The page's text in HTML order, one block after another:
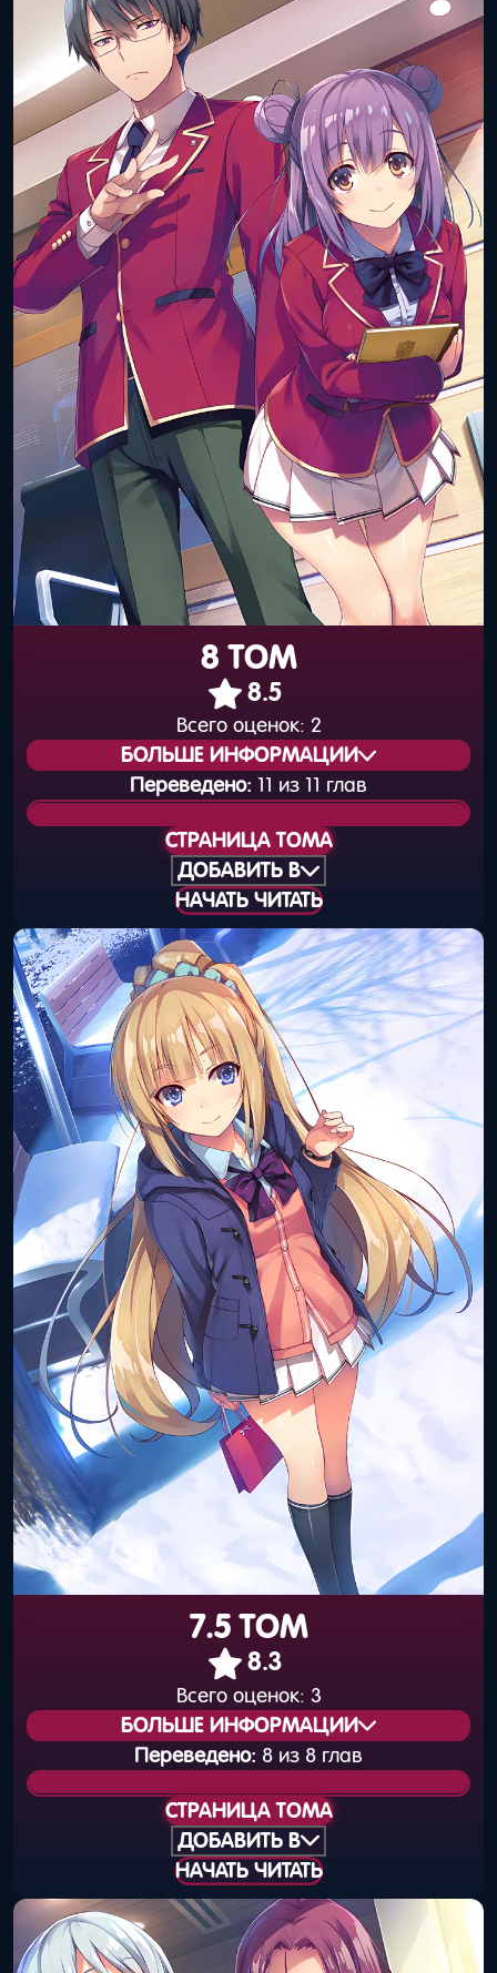
Дата выхода
(цифра):
30 сентября 2018
Объём тома: 11
ISBN книги: 978-4-04-065157-6
8 ТОМ
8.5
Всего оценок: 2
БОЛЬШЕ ИНФОРМАЦИИ
Статус издания:
Вышел
Общая нумерация:
Дата выхода
(книга):
25 мая 2018 года
Дата выхода
(цифра):
31 мая 2018 года
Объём тома: 11
ISBN книги: 978-4-04-069861-8
Переведено: 11 из 11 глав
СТРАНИЦА ТОМА
ДОБАВИТЬ В
НАЧАТЬ ЧИТАТЬ
7.5 ТОМ
8.3
Всего оценок: 3
БОЛЬШЕ ИНФОРМАЦИИ
Статус издания:
Вышел
Общая нумерация:
Дата выхода
(книга):
25 января 2018 года
Дата выхода
Переведено: 8 из 8 глав
СТРАНИЦА ТОМА
ДОБАВИТЬ В
НАЧАТЬ ЧИТАТЬ